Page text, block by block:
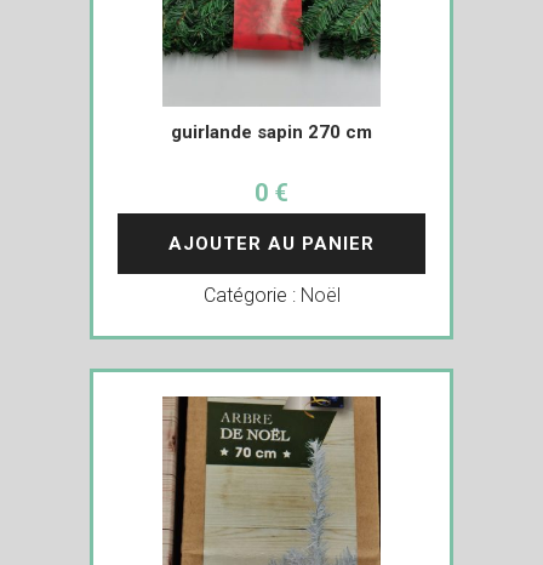
guirlande sapin 270 cm
0 €
AJOUTER AU PANIER
Catégorie : Noël